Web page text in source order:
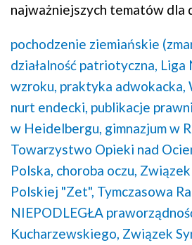
najważniejszych tematów dla
pochodzenie ziemiańskie
działalność patriotyczna, Liga
wzroku, praktyka adwokacka,
nurt endecki, publikacje
w Heidelbergu, gimnazjum w
Towarzystwo Opieki nad
Polska, choroba oczu,
Polskiej "Zet", Tymczasowa
NIEPODLEGŁA
Kucharzewskiego, Związek